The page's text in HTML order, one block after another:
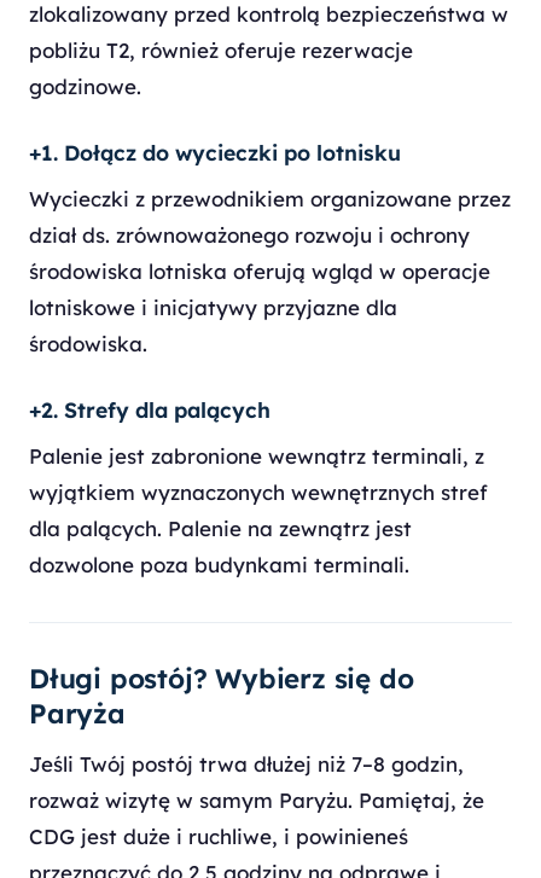
zlokalizowany przed kontrolą bezpieczeństwa w
pobliżu T2, również oferuje rezerwacje
godzinowe.
+1. Dołącz do wycieczki po lotnisku
Wycieczki z przewodnikiem organizowane przez
dział ds. zrównoważonego rozwoju i ochrony
środowiska lotniska oferują wgląd w operacje
lotniskowe i inicjatywy przyjazne dla
środowiska.
+2. Strefy dla palących
Palenie jest zabronione wewnątrz terminali, z
wyjątkiem wyznaczonych wewnętrznych stref
dla palących. Palenie na zewnątrz jest
dozwolone poza budynkami terminali.
Długi postój? Wybierz się do
Paryża
Jeśli Twój postój trwa dłużej niż 7–8 godzin,
rozważ wizytę w samym Paryżu. Pamiętaj, że
CDG jest duże i ruchliwe, i powinieneś
przeznaczyć do 2,5 godziny na odprawę i